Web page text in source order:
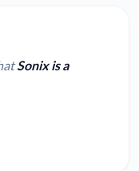
Sonix is a